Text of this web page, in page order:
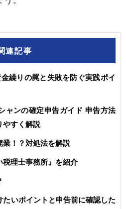
連記事
繰りの罠と失敗を防ぐ実践ポイ
ャンの確定申告ガイド 申告方法
やすく解説
業！？対処法を解説
理士事務所』を紹介
いポイントと申告前に確認した